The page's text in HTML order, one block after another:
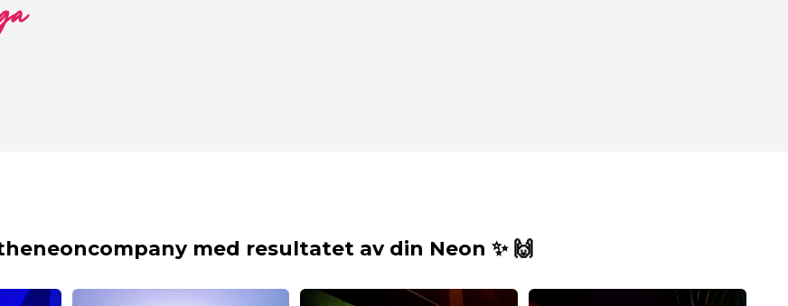
med resultatet av din Neon ✨ 🙌